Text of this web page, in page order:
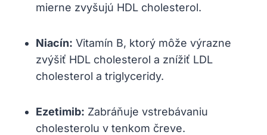
mierne ‍zvyšujú ‍HDL cholesterol.
Niacín: Vitamín⁣ B,⁤ ktorý môže výrazne
zvýšiť HDL cholesterol a‌ znížiť LDL⁤
cholesterol a triglyceridy.
Ezetimib: Zabráňuje vstrebávaniu
cholesterolu v tenkom čreve.